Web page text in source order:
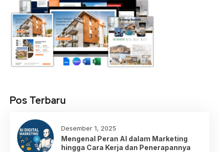
Pos Terbaru
Desember 1, 2025
Mengenal Peran AI dalam Marketing
hingga Cara Kerja dan Penerapannya